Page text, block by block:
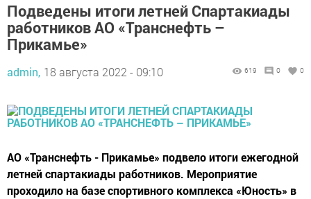
Подведены итоги летней Спартакиады
работников АО «Транснефть –
Прикамье»
admin, 18 августа 2022 - 09:10 619 0 0
АО «Транснефть - Прикамье» подвело итоги ежегодной
летней спартакиады работников. Мероприятие
проходило на базе спортивного комплекса «Юность» в